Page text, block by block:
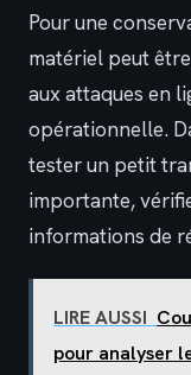
Pour une
matériel peut
aux attaques en
opérationnelle.
tester un petit
importante,
informations de
LIRE AUSSI
pour analyser